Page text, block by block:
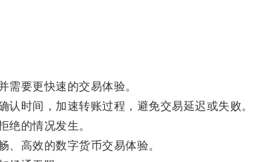
要更快速的交易体验。
时间，加速转账过程，避免交易延迟或失败。
的情况发生。
高效的数字货币交易体验。